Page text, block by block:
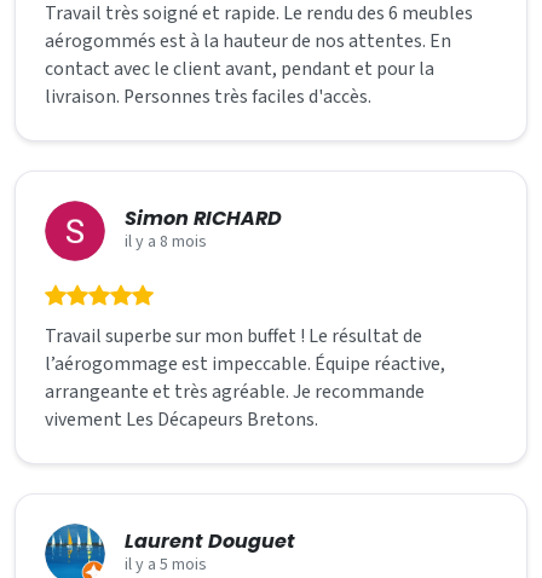
Travail très soigné et rapide. Le rendu des 6 meubles
aérogommés est à la hauteur de nos attentes. En
contact avec le client avant, pendant et pour la
livraison. Personnes très faciles d'accès.
Simon RICHARD
il y a 8 mois
Travail superbe sur mon buffet ! Le résultat de
l’aérogommage est impeccable. Équipe réactive,
arrangeante et très agréable. Je recommande
vivement Les Décapeurs Bretons.
Laurent Douguet
il y a 5 mois